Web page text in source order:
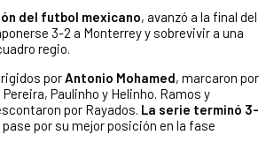
del futbol mexicano, avanzó a la final del
3-2 a Monterrey y sobrevivir a una
regio.
porAntonio Mohamed, marcaron por
Paulinho y Helinho. Ramos y
por Rayados. La serie terminó 3-
por su mejor posición en la fase